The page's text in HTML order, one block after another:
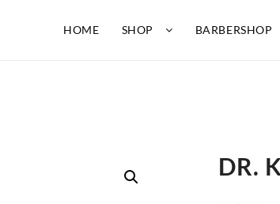
HOME SHOP BARBERSHOP
DR.